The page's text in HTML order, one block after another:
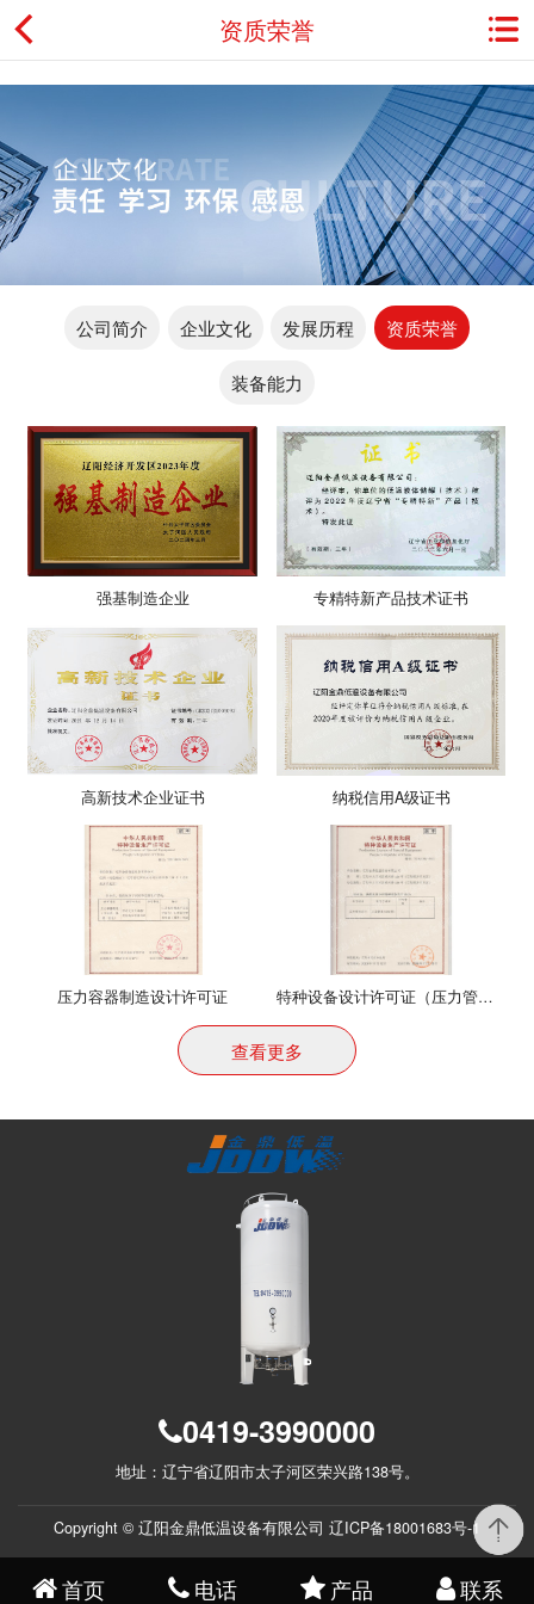
资质荣誉
首页
关于金鼎
资讯动态
典型应用
工程案例
用户服务
联系我们
公司简介 企业文化 发展历程 资质荣誉
装备能力
强基制造企业 专精特新产品技术证书
高新技术企业证书 纳税信用A级证书
压力容器制造设计许可证 特种设备设计许可证（压力管道）
查看更多
0419-3990000
地址：辽宁省辽阳市太子河区荣兴路138号。
Copyright © 辽阳金鼎低温设备有限公司 辽ICP备18001683号-1
首页 电话 产品 联系